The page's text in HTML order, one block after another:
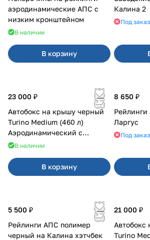
аэродинамические АПС с
низким кронштейном
В наличии
В корзину
Калина 2
Под заказ
23 000 ₽
Автобокс на крышу черный
Turino Medium (460 л)
Аэродинамический с
двусторонним открыванием
В наличии
В корзину
8 650 ₽
Рейлинги
Ларгус
Под заказ
5 500 ₽
Рейлинги АПС полимер
черный на Калина хэтчбек
21 000 ₽
Автобокс
Turino